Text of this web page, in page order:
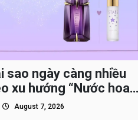
sao ngày càng nhiều
xu hướng “Nước hoa
August 7, 2026